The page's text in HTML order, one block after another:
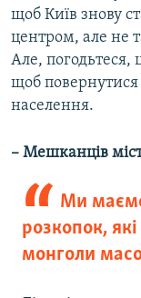
щоб Київ знову
центром, але не
Але, погодьтеся,
щоб повернутися
населення.
– Мешканців
Ми
розкопок,
монголи